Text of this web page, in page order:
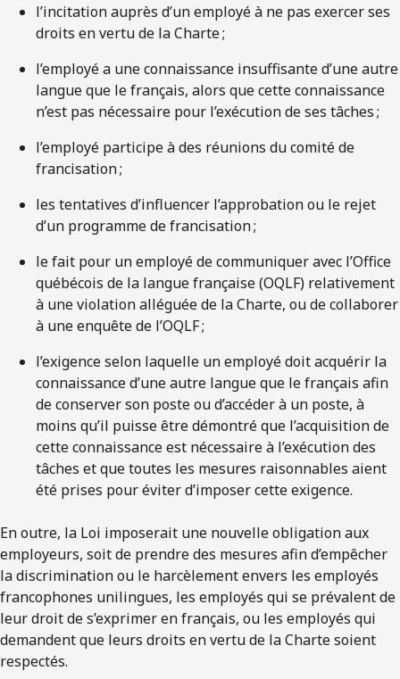
l’incitation auprès d’un employé à ne pas exercer ses
droits en vertu de la Charte ;
l’employé a une connaissance insuffisante d’une autre
langue que le français, alors que cette connaissance
n’est pas nécessaire pour l’exécution de ses tâches ;
l’employé participe à des réunions du comité de
francisation ;
les tentatives d’influencer l’approbation ou le rejet
d’un programme de francisation ;
le fait pour un employé de communiquer avec l’Office
québécois de la langue française (OQLF) relativement
à une violation alléguée de la Charte, ou de collaborer
à une enquête de l’OQLF ;
l’exigence selon laquelle un employé doit acquérir la
connaissance d’une autre langue que le français afin
de conserver son poste ou d’accéder à un poste, à
moins qu’il puisse être démontré que l’acquisition de
cette connaissance est nécessaire à l’exécution des
tâches et que toutes les mesures raisonnables aient
été prises pour éviter d’imposer cette exigence.
En outre, la Loi imposerait une nouvelle obligation aux
employeurs, soit de prendre des mesures afin d’empêcher
la discrimination ou le harcèlement envers les employés
francophones unilingues, les employés qui se prévalent de
leur droit de s’exprimer en français, ou les employés qui
demandent que leurs droits en vertu de la Charte soient
respectés.